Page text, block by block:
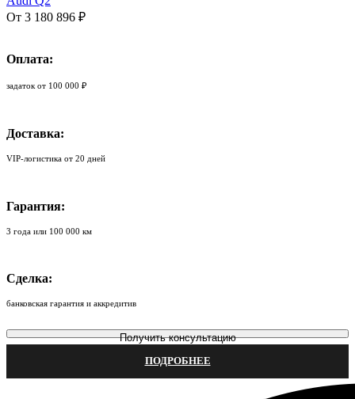
От 3 180 896 ₽
Оплата:
задаток от 100 000 ₽
Доставка:
VIP-логистика от 20 дней
Гарантия:
3 года или 100 000 км
Сделка:
банковская гарантия и аккредитив
Получить консультацию
ПОДРОБНЕЕ